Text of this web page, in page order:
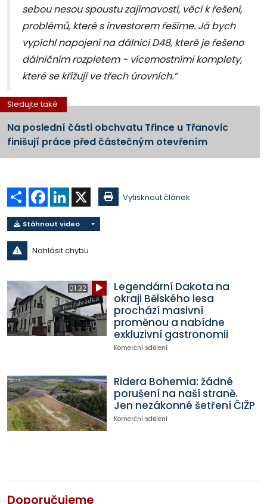
sebou nesou spoustu zajímavostí, věcí k řešení,
problémů, které s investorem řešíme. Já bych
vypíchl napojení na dálnici D48, které je řešeno
dálničním rozpletem - vícemostními komplety,
které se křižují ve třech úrovních.”
Sledujte také
Na poslední části obchvatu Třince u Třanovic
finišují práce před částečným otevřením
Sdílet Facebook
LinkedIn Vytisknout článek
Stáhnout video
Nahlásit chybu
01:32
Legendární Dakota na
okraji Bělského lesa
prochází masivní
proměnou a nabídne
exkluzivní gastronomii
Komerční sdělení
Ridera Bohemia: žádné
porušení na naší straně.
Jen nezákonné šetření ČIŽP
Komerční sdělení
Doporučujeme